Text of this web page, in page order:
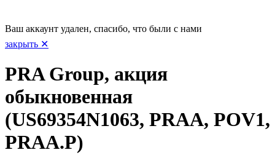
Ваш аккаунт удален, спасибо, что были с нами
закрыть ✕
PRA Group, акция
обыкновенная
(US69354N1063, PRAA, POV1,
PRAA.P)